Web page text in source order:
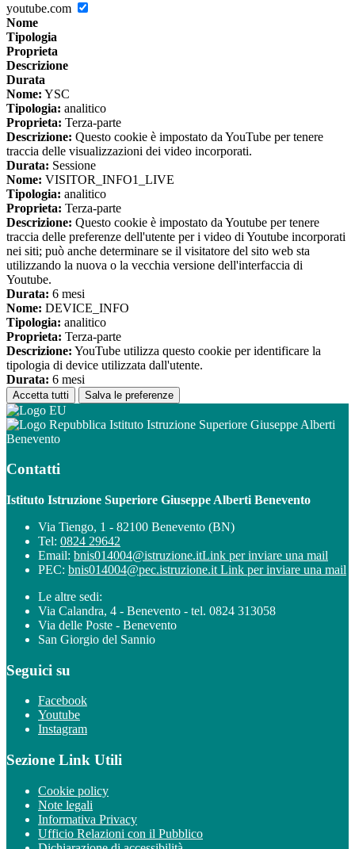
youtube.com
Nome
Tipologia
Proprieta
Descrizione
Durata
Nome: YSC
Tipologia: analitico
Proprieta: Terza-parte
Descrizione: Questo cookie è impostato da YouTube per tenere
traccia delle visualizzazioni dei video incorporati.
Durata: Sessione
Nome: VISITOR_INFO1_LIVE
Tipologia: analitico
Proprieta: Terza-parte
Descrizione: Questo cookie è impostato da Youtube per tenere
traccia delle preferenze dell'utente per i video di Youtube incorporati
nei siti; può anche determinare se il visitatore del sito web sta
utilizzando la nuova o la vecchia versione dell'interfaccia di
Youtube.
Durata: 6 mesi
Nome: DEVICE_INFO
Tipologia: analitico
Proprieta: Terza-parte
Descrizione: YouTube utilizza questo cookie per identificare la
tipologia di device utilizzata dall'utente.
Durata: 6 mesi
Accetta tutti Salva le preferenze
Istituto Istruzione Superiore Giuseppe Alberti
Benevento
Contatti
Istituto Istruzione Superiore Giuseppe Alberti Benevento
Via Tiengo, 1 - 82100 Benevento (BN)
Tel: 0824 29642
Email: bnis014004@istruzione.itLink per inviare una mail
PEC: bnis014004@pec.istruzione.it Link per inviare una mail
Le altre sedi:
Via Calandra, 4 - Benevento - tel. 0824 313058
Via delle Poste - Benevento
San Giorgio del Sannio
Seguici su
Facebook
Youtube
Instagram
Sezione Link Utili
Cookie policy
Note legali
Informativa Privacy
Ufficio Relazioni con il Pubblico